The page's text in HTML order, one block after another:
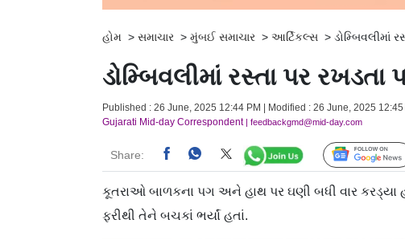
હોમ > સમાચાર > મુંબઈ સમાચાર > આર્ટિકલ્સ > ડોમ્બિવલીમાં
ડોમ્બિવલીમાં રસ્તા પર
Published : 26 June, 2025 12:44 PM | Modified : 26 June, 2025 12:45
Gujarati Mid-day Correspondent| feedbackgmd@mid-day.com
Share: Follow Us
કૂતરાઓ બાળકના પગ અને હાથ પર ઘણી બધી વાર
ફરીથી તેને બચકાં ભર્યાં હતાં.